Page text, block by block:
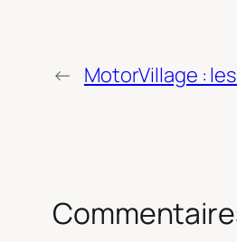
← MotorVillage :